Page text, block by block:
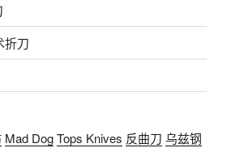
折刀
Mad DogTops Knives 反曲刀 乌兹钢